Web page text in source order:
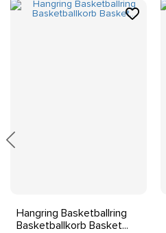
Hangring Basketballring
Basketballkorb Basket...